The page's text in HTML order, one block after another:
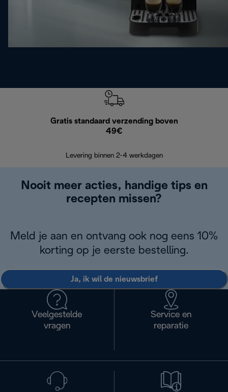
Gratis standaard verzending boven
49€
Levering binnen 2-4 werkdagen
Nooit meer acties, handige tips en
recepten missen?
Meld je aan en ontvang ook nog eens 10%
korting op je eerste bestelling.
Ja, ik wil de nieuwsbrief
Veelgestelde
vragen
Service en
reparatie